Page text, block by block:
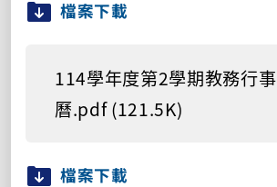
檔案下載
114學年度第2學期教務行事
曆.pdf (121.5K)
檔案下載